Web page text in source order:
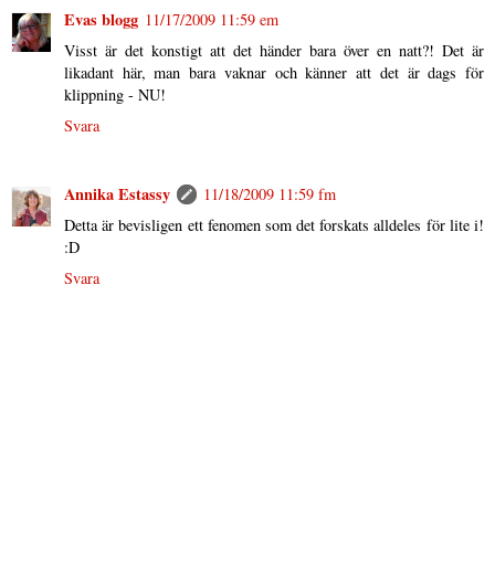
Evas blogg 11/17/2009 11:59 em
Visst är det konstigt att det händer bara över en natt?! Det är
likadant här, man bara vaknar och känner att det är dags för
klippning - NU!
Svara
Annika Estassy
11/18/2009 11:59 fm
Detta är bevisligen ett fenomen som det forskats alldeles för lite i!
:D
Svara